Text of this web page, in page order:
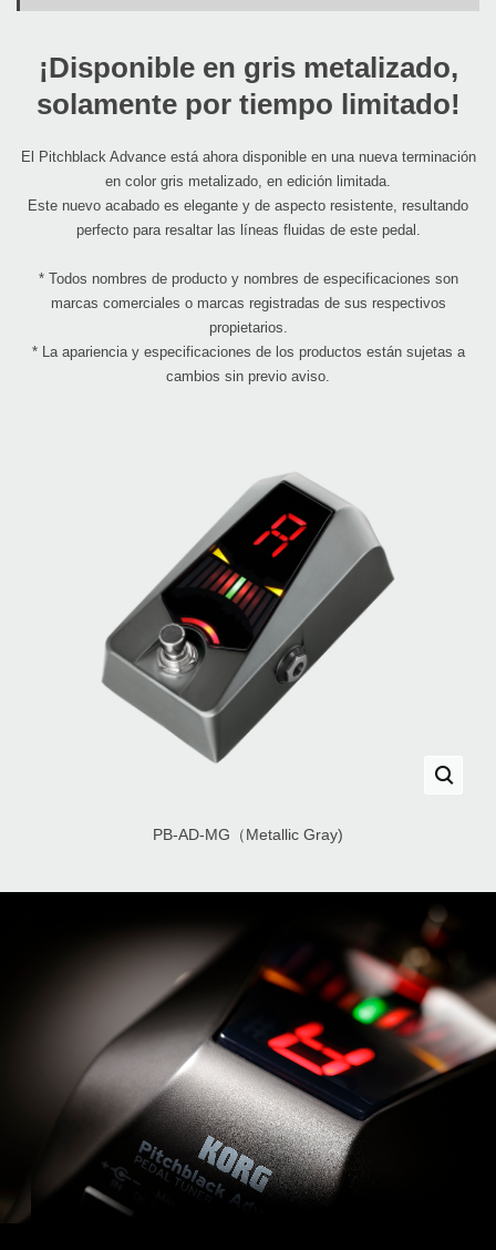
¡Disponible en gris metalizado,
solamente por tiempo limitado!
El Pitchblack Advance está ahora disponible en una nueva terminación
en color gris metalizado, en edición limitada.
Este nuevo acabado es elegante y de aspecto resistente, resultando
perfecto para resaltar las líneas fluidas de este pedal.
* Todos nombres de producto y nombres de especificaciones son
marcas comerciales o marcas registradas de sus respectivos
propietarios.
* La apariencia y especificaciones de los productos están sujetas a
cambios sin previo aviso.
PB-AD-MG（Metallic Gray)